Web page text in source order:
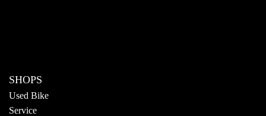
SHOPS
Used Bike
Service